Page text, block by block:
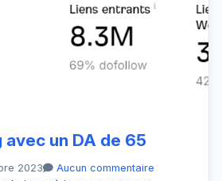
avec un DA de 65
2023 Aucun commentaire